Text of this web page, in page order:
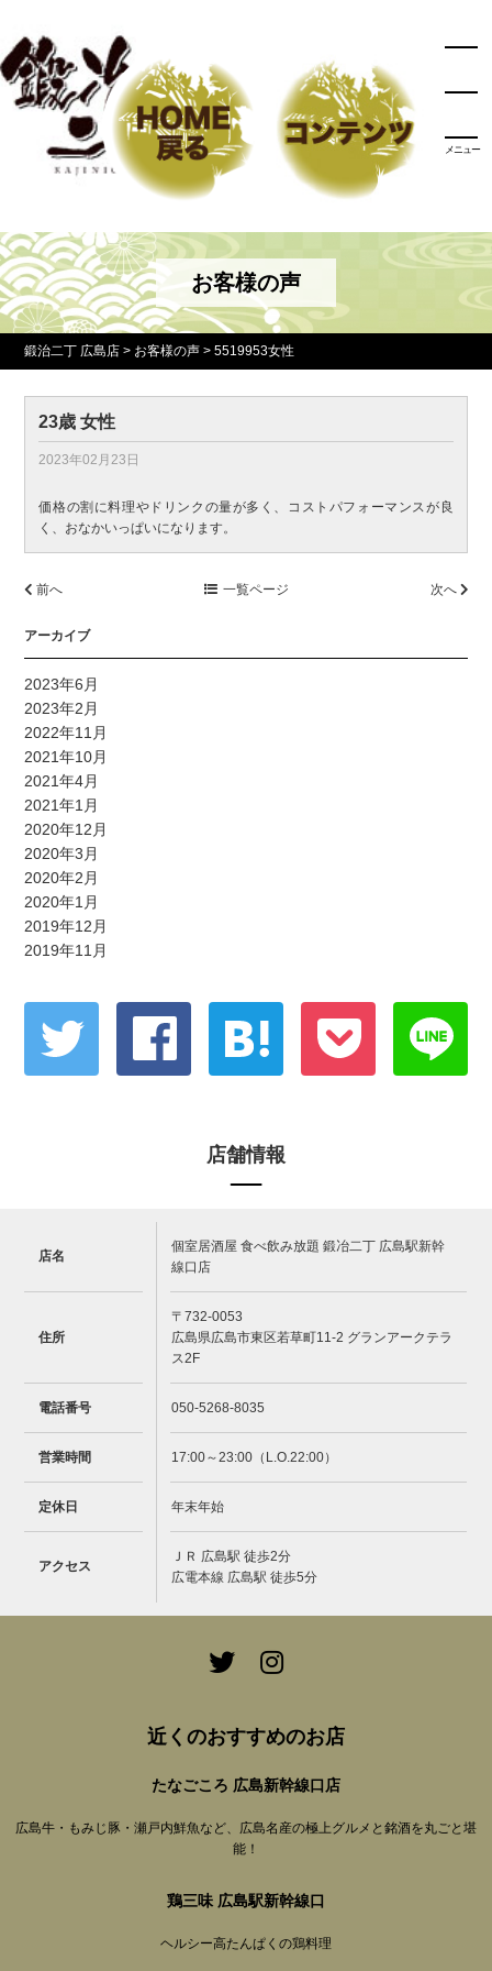
メニュー
お客様の声
鍛治二丁 広島店 > お客様の声 >5519953女性
23歳 女性
2023年02月23日
価格の割に料理やドリンクの量が多く、コストパフォーマンスが良
く、おなかいっぱいになります。
前へ 一覧ページ 次へ
アーカイブ
2023年6月
2023年2月
2022年11月
2021年10月
2021年4月
2021年1月
2020年12月
2020年3月
2020年2月
2020年1月
2019年12月
2019年11月
店舗情報
店名
個室居酒屋 食べ飲み放題 鍛冶二丁 広島駅新幹
線口店
住所
〒732-0053
広島県広島市東区若草町11-2 グランアークテラ
ス2F
電話番号 050-5268-8035
営業時間 17:00～23:00（L.O.22:00）
定休日 年末年始
アクセス
ＪＲ 広島駅 徒歩2分
広電本線 広島駅 徒歩5分
近くのおすすめのお店
たなごころ 広島新幹線口店
広島牛・もみじ豚・瀬戸内鮮魚など、広島名産の極上グルメと銘酒を丸ごと堪
能！
鶏三味 広島駅新幹線口
ヘルシー高たんぱくの鶏料理